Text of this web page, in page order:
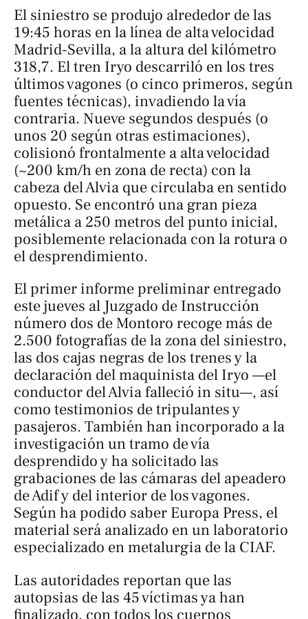
El siniestro se produjo alrededor de las
19:45 horas en la línea de alta velocidad
Madrid-Sevilla, a la altura del kilómetro
318,7. El tren Iryo descarriló en los tres
últimos vagones (o cinco primeros, según
fuentes técnicas), invadiendo la vía
contraria. Nueve segundos después (o
unos 20 según otras estimaciones),
colisionó frontalmente a alta velocidad
(~200 km/h en zona de recta) con la
cabeza del Alvia que circulaba en sentido
opuesto. Se encontró una gran pieza
metálica a 250 metros del punto inicial,
posiblemente relacionada con la rotura o
el desprendimiento.
El primer informe preliminar entregado
este jueves al Juzgado de Instrucción
número dos de Montoro recoge más de
2.500 fotografías de la zona del siniestro,
las dos cajas negras de los trenes y la
declaración del maquinista del Iryo —el
conductor del Alvia falleció in situ—, así
como testimonios de tripulantes y
pasajeros. También han incorporado a la
investigación un tramo de vía
desprendido y ha solicitado las
grabaciones de las cámaras del apeadero
de Adif y del interior de los vagones.
Según ha podido saber Europa Press, el
material será analizado en un laboratorio
especializado en metalurgia de la CIAF.
Las autoridades reportan que las
autopsias de las 45 víctimas ya han
finalizado, con todos los cuerpos